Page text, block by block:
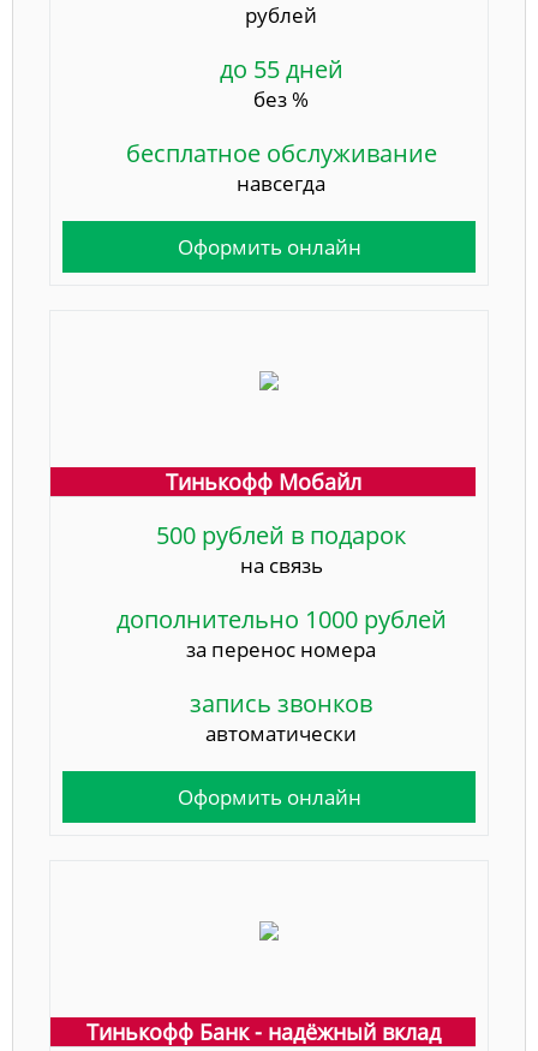
рублей
до 55 дней
без %
бесплатное обслуживание
навсегда
Оформить онлайн
Тинькофф Мобайл
500 рублей в подарок
на связь
дополнительно 1000 рублей
за перенос номера
запись звонков
автоматически
Оформить онлайн
Тинькофф Банк - надёжный вклад